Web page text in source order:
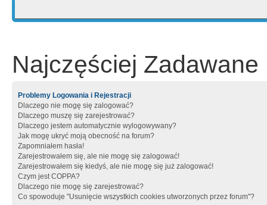
Najczęściej Zadawane
Problemy Logowania i Rejestracji
Dlaczego nie mogę się zalogować?
Dlaczego muszę się zarejestrować?
Dlaczego jestem automatycznie wylogowywany?
Jak mogę ukryć moją obecność na forum?
Zapomniałem hasła!
Zarejestrowałem się, ale nie mogę się zalogować!
Zarejestrowałem się kiedyś, ale nie mogę się już zalogować!
Czym jest COPPA?
Dlaczego nie mogę się zarejestrować?
Co spowoduje "Usunięcie wszystkich cookies utworzonych przez forum"?